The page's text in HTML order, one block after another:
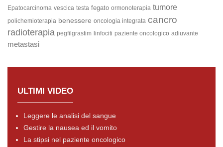
Epatocarcinoma vescica testa fegato ormonoterapia tumore
polichemioterapia benessere oncologia integrata cancro
radioterapia pegfilgrastim linfociti paziente oncologico adiuvante
metastasi
ULTIMI VIDEO
Leggere le analisi del sangue
Gestire la nausea ed il vomito
La stipsi nel paziente oncologico